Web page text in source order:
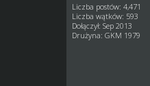
Liczba postów: 4,471
Liczba wątków: 593
Dołączył: Sep 2013
Drużyna: GKM 1979